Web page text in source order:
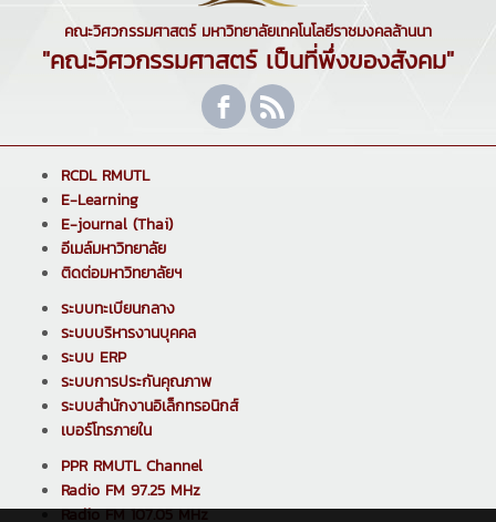
คณะวิศวกรรมศาสตร์ มหาวิทยาลัยเทคโนโลยีราชมงคลล้านนา
"คณะวิศวกรรมศาสตร์ เป็นที่พึ่งของสังคม"
RCDL RMUTL
E-Learning
E-journal (Thai)
อีเมล์มหาวิทยาลัย
ติดต่อมหาวิทยาลัยฯ
ระบบทะเบียนกลาง
ระบบบริหารงานบุคคล
ระบบ ERP
ระบบการประกันคุณภาพ
ระบบสำนักงานอิเล็กทรอนิกส์
เบอร์โทรภายใน
PPR RMUTL Channel
Radio FM 97.25 MHz
Radio FM 107.05 MHz